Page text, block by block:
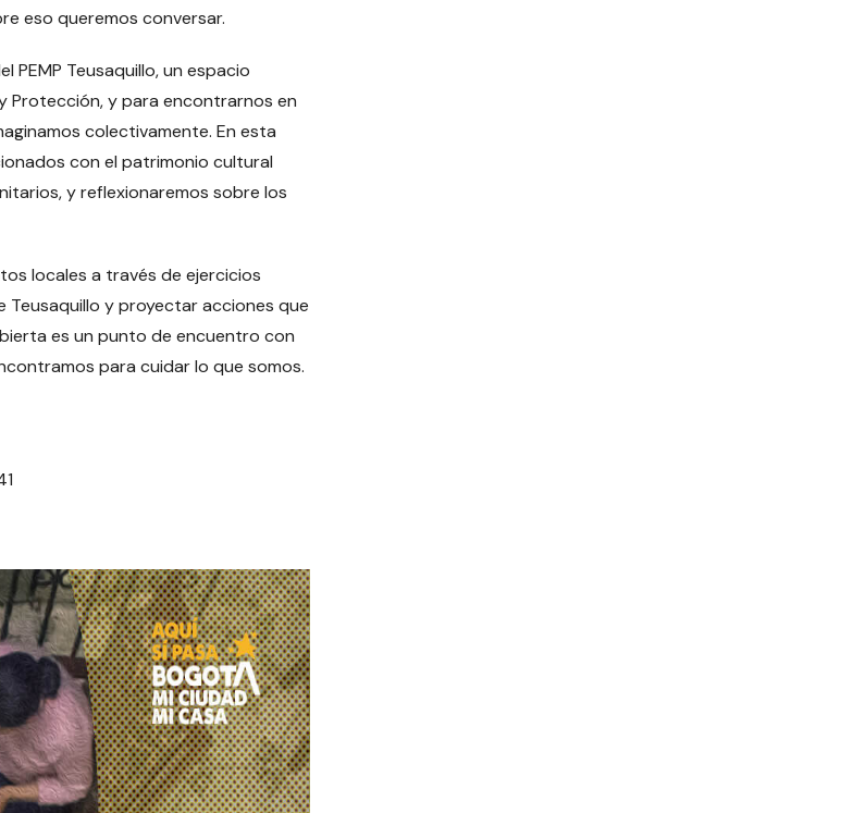
eso queremos conversar.
Teusaquillo, un espacio
Protección, y para encontrarnos en
colectivamente. En esta
con el patrimonio cultural
y reflexionaremos sobre los
locales a través de ejercicios
y proyectar acciones que
es un punto de encuentro con
para cuidar lo que somos.